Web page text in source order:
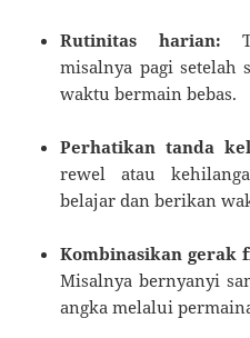
Rutinitas harian:
misalnya pagi setelah
waktu bermain bebas.
Perhatikan tanda
rewel atau
belajar dan berikan
Kombinasikan gerak
Misalnya bernyanyi
angka melalui